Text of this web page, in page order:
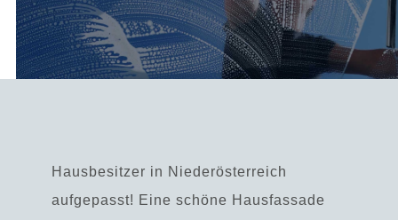
Hausbesitzer in Niederösterreich
aufgepasst! Eine schöne Hausfassade